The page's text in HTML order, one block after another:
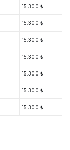
15.300 ₺
15.300 ₺
15.300 ₺
15.300 ₺
15.300 ₺
15.300 ₺
15.300 ₺